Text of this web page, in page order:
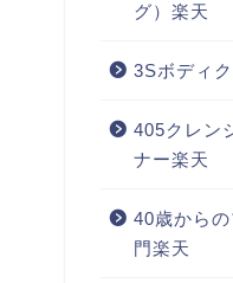
グ）楽天
3Sボディ
405クレン
ナー楽天
40歳から
門楽天